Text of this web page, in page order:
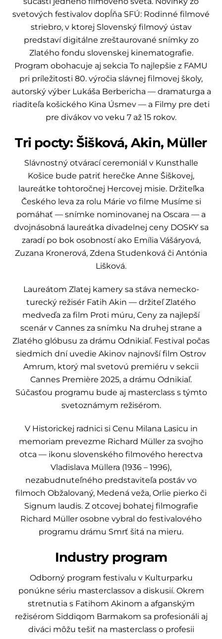
svetových festivalov dopĺňa SFÚ: Rodinné filmové
striebro, v ktorej Slovenský filmový ústav
predstaví digitálne zreštaurované snímky zo
Zlatého fondu slovenskej kinematografie.
Program obohacuje aj sekcia To najlepšie z FAMU
pri príležitosti 80. výročia slávnej filmovej školy,
autorský výber Lukáša Berbericha — dramaturga a
riaditeľa košického Kina Úsmev — a Filmy pre deti
pre divákov vo veku 7 až 15 rokov.
Tri pocty: Šišková, Akin, Müller
Slávnostný otvárací ceremoniál v Kunsthalle
Košice bude patriť herečke Anne Šiškovej,
laureátke tohtoročnej Hercovej misie. Držiteľka
Českého leva za rolu Márie vo filme Musíme si
pomáhať — snímke nominovanej na Oscara — a
dvojnásobná laureátka divadelnej ceny DOSKY sa
zaradí po bok osobností ako Emília Vášáryová,
Zuzana Kronerová, Zdena Studenková či Antónia
Lišková.
Laureátom Zlatej kamery sa stáva nemecko-
turecký režisér Fatih Akin — držiteľ Zlatého
medveďa za film Proti múru, Ceny za najlepší
scenár v Cannes za snímku Na druhej strane a
Zlatého glóbusu za drámu Odnikiaľ. Festival počas
siedmich dní uvedie Akinov najnovší film Ostrov
Amrum, ktorý mal svetovú premiéru v sekcii
Cannes Première 2025, a drámu Odnikiaľ.
Súčasťou programu bude aj masterclass s týmto
svetoznámym režisérom.
V Historickej radnici si Cenu Milana Lasicu in
memoriam prevezme Richard Müller za svojho
otca — ikonu slovenského filmového herectva
Vladislava Müllera (1936 – 1996),
nezabudnuteľného predstaviteľa postáv vo
filmoch Obžalovaný, Medená veža, Orlie pierko či
Signum laudis. Z otcovej bohatej filmografie
Richard Müller osobne vybral do festivalového
programu drámu Smrť šitá na mieru.
Industry program
Odborný program festivalu v Kulturparku
ponúkne sériu masterclassov a diskusií. Okrem
stretnutia s Fatihom Akinom a afganským
režisérom Siddiqom Barmakom sa profesionáli aj
diváci môžu tešiť na masterclass o profesii